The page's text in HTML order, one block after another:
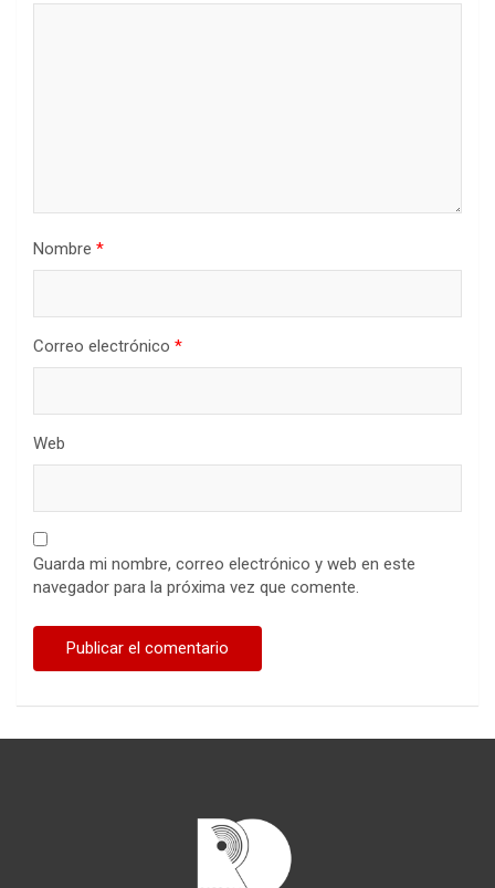
Nombre *
Correo electrónico *
Web
Guarda mi nombre, correo electrónico y web en este
navegador para la próxima vez que comente.